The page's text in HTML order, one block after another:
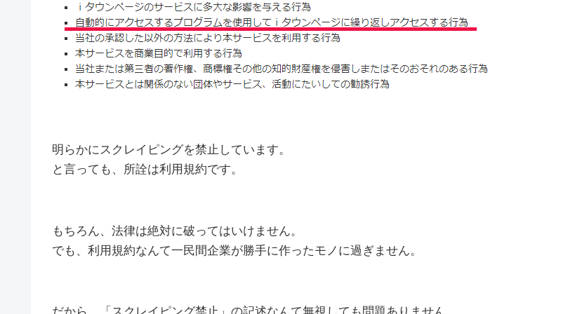
明らかにスクレイピングを禁止しています。
と言っても、所詮は利用規約です。
もちろん、法律は絶対に破ってはいけません。
でも、利用規約なんて一民間企業が勝手に作ったモノに過ぎません。